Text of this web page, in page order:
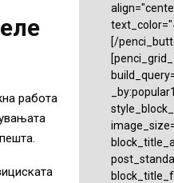
работа
[/